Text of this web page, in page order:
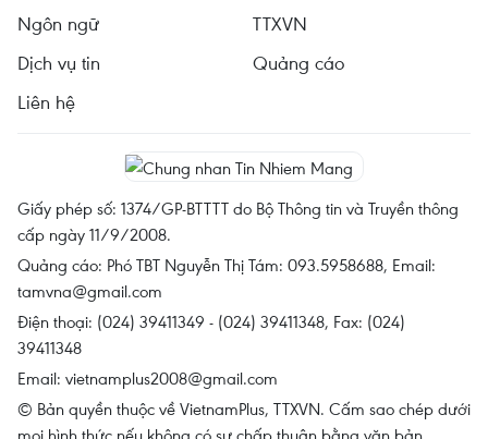
Ngôn ngữ
TTXVN
Dịch vụ tin
Quảng cáo
Liên hệ
Giấy phép số: 1374/GP-BTTTT do Bộ Thông tin và Truyền thông
cấp ngày 11/9/2008.
Quảng cáo: Phó TBT Nguyễn Thị Tám: 093.5958688, Email:
tamvna@gmail.com
Điện thoại: (024) 39411349 - (024) 39411348, Fax: (024)
39411348
Email: vietnamplus2008@gmail.com
© Bản quyền thuộc về VietnamPlus, TTXVN. Cấm sao chép dưới